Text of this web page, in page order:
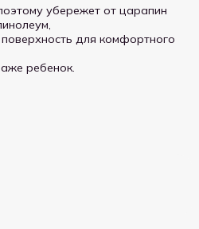
убережет от царапин
для комфортного
ребенок.